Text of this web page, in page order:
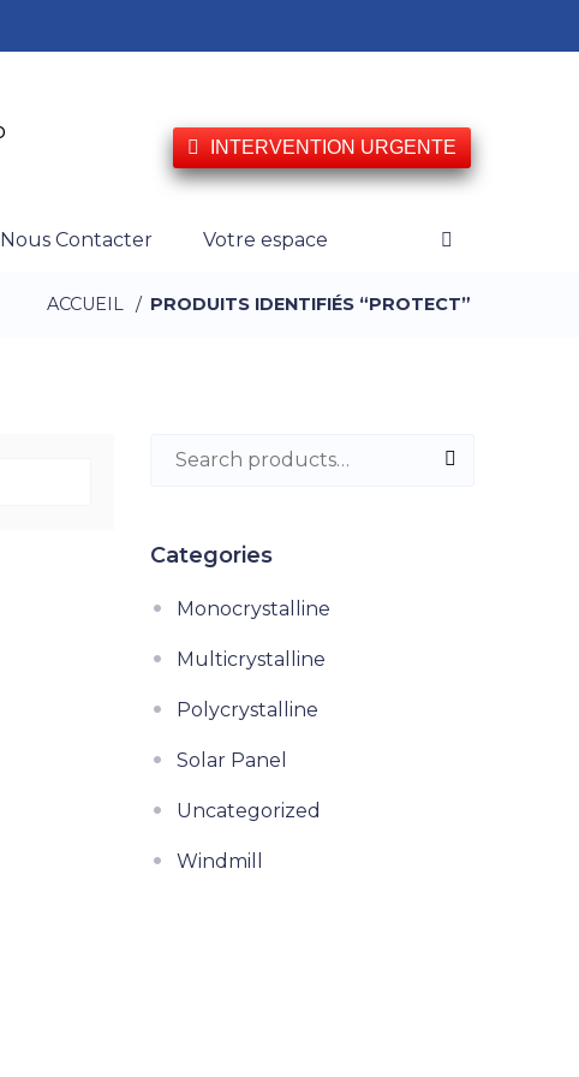
INTERVENTION URGENTE
Nous Contacter Votre espace
ACCUEIL / PRODUITS IDENTIFIÉS “PROTECT”
Search for:
Categories
Monocrystalline
Multicrystalline
Polycrystalline
Solar Panel
Uncategorized
Windmill